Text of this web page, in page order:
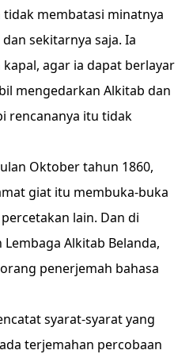
membatasi minatnya
sekitarnya saja. Ia
agar ia dapat berlayar
mengedarkan Alkitab dan
rencananya itu tidak
Oktober tahun 1860,
giat itu membuka-buka
lain. Dan di
Alkitab Belanda,
penerjemah bahasa
syarat-syarat yang
terjemahan percobaan